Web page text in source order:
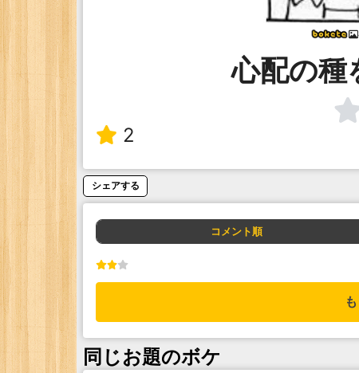
心配の種
2
シェアする
コメント順
同じお題のボケ